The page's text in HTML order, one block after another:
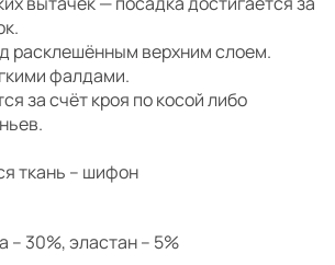
расклешённым верхним слоем.
фалдами.
за счёт кроя по косой либо
ткань – шифон
– 30%, эластан – 5%